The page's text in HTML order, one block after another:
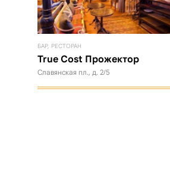
БАР, РЕСТОРАН
True Cost Прожектор
Славянская пл., д. 2/5